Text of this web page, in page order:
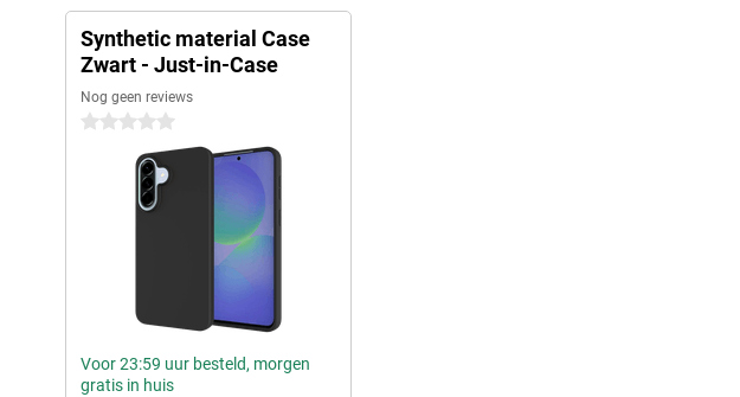
Synthetic material Case
Zwart - Just-in-Case
Nog geen reviews
0 sterren
Voor 23:59 uur besteld, morgen
gratis in huis